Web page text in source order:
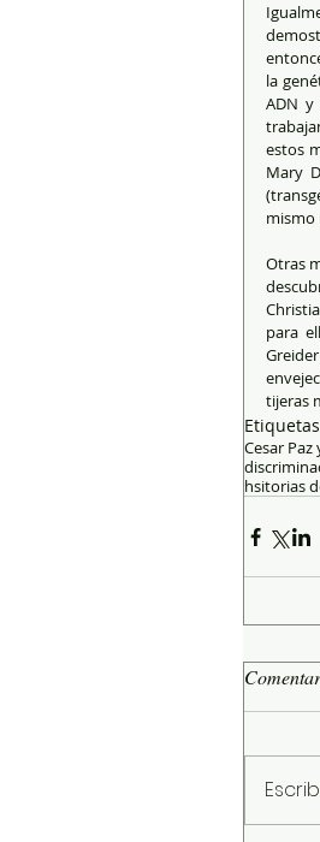
la
ADN
estos
Mary
mismo
Otras
para
tijeras
Cesar Paz
hsitorias